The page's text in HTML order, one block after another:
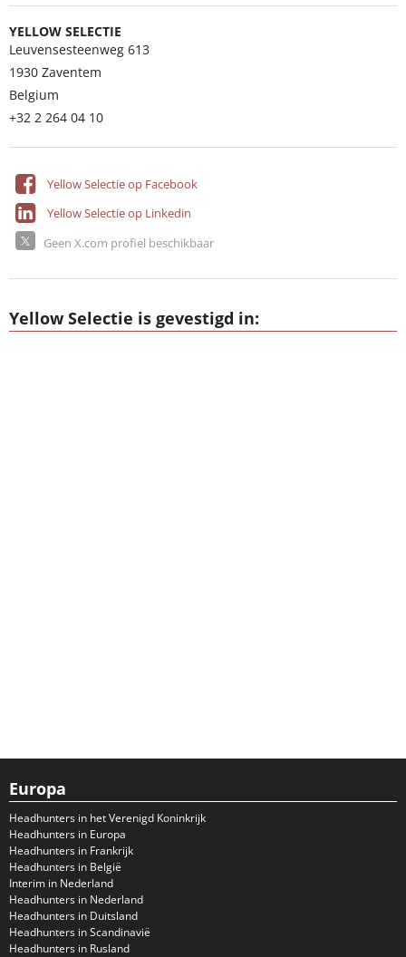
YELLOW SELECTIE
Leuvensesteenweg 613
1930 Zaventem
Belgium
+32 2 264 04 10
Yellow Selectie op Facebook
Yellow Selectie op Linkedin
Geen X.com profiel beschikbaar
Yellow Selectie is gevestigd in:
Europa
Headhunters in het Verenigd Koninkrijk
Headhunters in Europa
Headhunters in Frankrijk
Headhunters in België
Interim in Nederland
Headhunters in Nederland
Headhunters in Duitsland
Headhunters in Scandinavië
Headhunters in Rusland